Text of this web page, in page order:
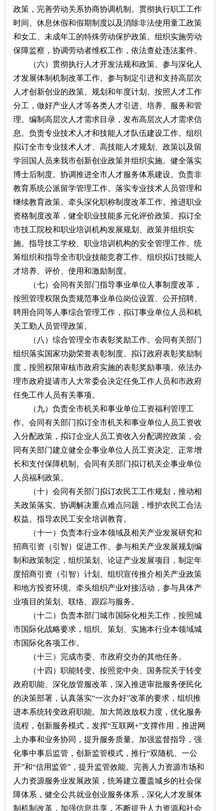
政策，完善劳动关系协商协调机制。贯彻执行职工工作
时间、休息休假和假期制度以及消除非法使用童工政策
和女工、未成年工的特殊劳动保护政策。组织实施劳动
保障监察，协调劳动者维权工作，依法查处违法案件。
（六）贯彻执行人才开发法规和政策。参与深化人
才发展体制机制改革工作。参与制定引进和支持高层次
人才创新创业的政策、规划和年度计划。按照人才工作
分工，做好产业人才等各类人才引进、培养、服务和管
理。编制高层次人才需求目录，发布高层次人才需求信
息。负责专业技术人才和技能人才队伍建设工作。组织
拟订全市专业技术人才、高技能人才规划、政策以及留
学回国人员来我市创新创业政策并组织实施。健全落实
博士后制度。协调推进全市人才服务体系建设。负责非
教育系统公派留学管理工作。落实专业技术人员管理和
继续教育政策。牵头深化职称制度改革工作。推进职业
资格制度改革，健全职业技能多元化评价政策。拟订全
市技工院校和职业培训机构发展规划、政策并组织实
施。指导技工学校、职业培训机构的安全管理工作。统
筹组织和指导全市职业技能竞赛工作。组织拟订技能人
才培养、评价、使用和激励制度。
（七）会同有关部门指导事业单位人事制度改革，
按照管理权限负责规范事业单位岗位设置、公开招聘、
聘用合同等人事综合管理工作，拟订事业单位人员和机
关工勤人员管理政策。
（八）综合管理全市表彰奖励工作。会同有关部门
组织落实国家功勋荣誉表彰制度。拟订政府表彰奖励制
度，按照权限审核市政府实施的表彰奖励事项。依法办
理市政府提请市人大常委会决定任免工作人员和市政府
任免工作人员有关事项。
（九）负责全市机关和事业单位工资福利管理工
作。会同有关部门拟订全市机关和事业单位人员工资收
入分配政策，拟订企业人员工资收入分配调控政策，会
同有关部门建立健全企事业单位人员工资决定、正常增
长和支付保障机制。会同有关部门拟订机关企事业单位
人员福利政策。
（十）会同有关部门拟订农民工工作规划，推动相
关政策落实。协调解决重点难点问题，维护农民工合法
权益。指导农民工安全培训教育。
（十一）负责本行业本领域及相关产业发展研究和
招商引资（引智）促进工作。参与相关产业发展规划编
制和政策制定，组织策划、论证产业发展项目，制定年
度招商引资（引智）计划。组织宣传推介相关产业政策
和地方投资环境。牵头组织产业对接活动，参与具体产
业项目的策划、联络、跟踪与服务。
（十二）负责本部门城市国际化相关工作，按照城
市国际化战略要求，组织、策划、实施本行业本领域城
市国际化各项工作。
（十三）完成市委、市政府交办的其他任务。
（十四）职能转变。按照党中央、国务院关于转变
政府职能、深化放管服改革，深入推进审批服务便民化
的决策部署，认真落实“一次办好”改革的要求，组织推
进本系统转变政府职能。加大简政放权力度，优化服务
流程，创新服务模式，发挥“互联网+”支撑作用，推进网
上办事和业务协同，提升服务质量。加强监督指导，强
化事中事后监管，创新监管模式，推行“双随机、一公
开”和“信用监管”，提升监管效能。完善人力资源市场和
人力资源服务业发展政策，统筹建立覆盖城乡的社会保
障体系，健全公共就业创业服务体系，深化人才发展体
制机制改革，加强信息共享，不断提升人力资源和社会